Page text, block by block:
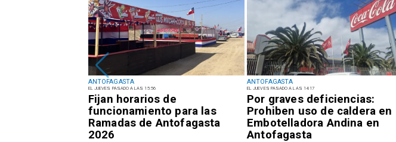
ANTOFAGASTA
EL JUEVES PASADO A LAS 15:56
Fijan horarios de
funcionamiento para las
Ramadas de Antofagasta
2026
ANTOFAGASTA
EL JUEVES PASADO A LAS 14:17
Por graves deficiencias:
Prohiben uso de caldera en
Embotelladora Andina en
Antofagasta